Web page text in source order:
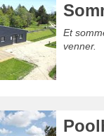
Et
venner.